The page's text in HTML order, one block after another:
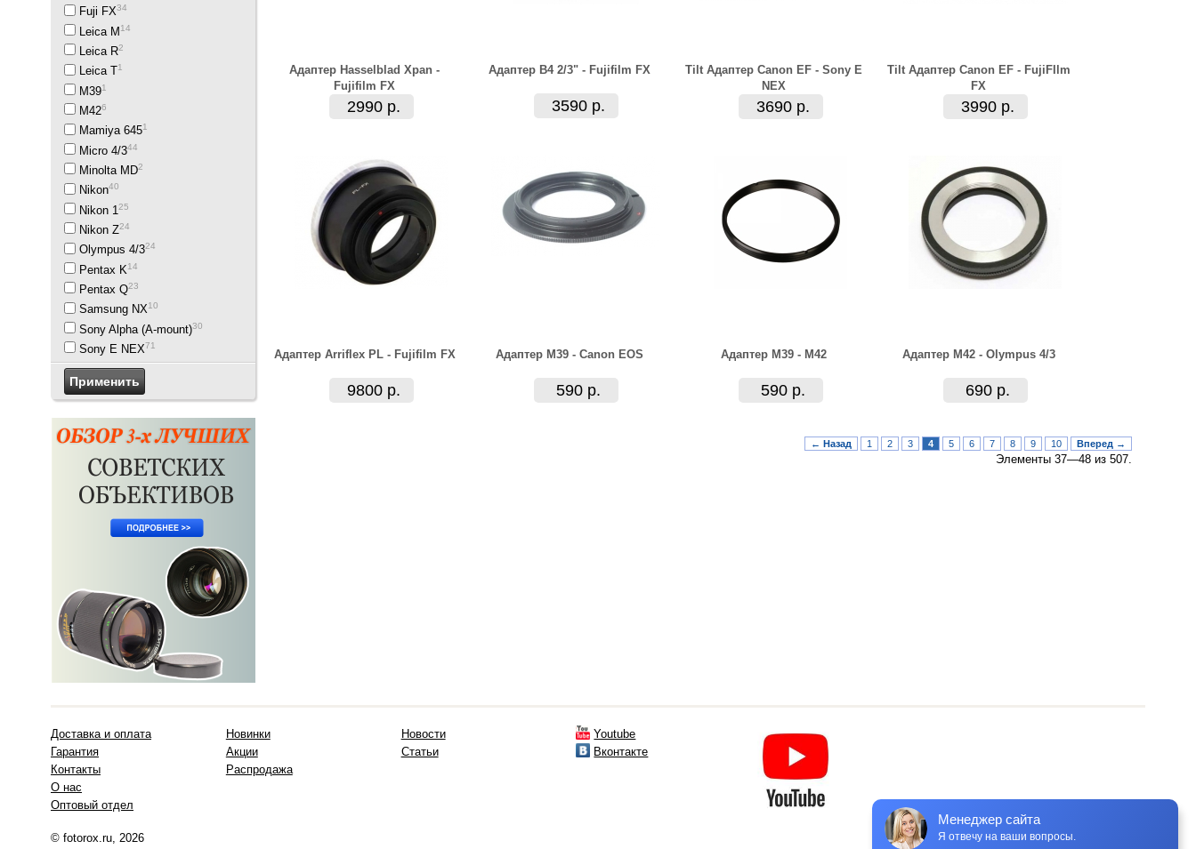
Fuji FX34
Leica M 14
Leica R2
Leica T1
M391
M426
Mamiya 6451
Micro 4/344
Minolta MD2
Nikon40
Nikon 125
Nikon Z24
Olympus 4/324
Pentax K14
Pentax Q23
Samsung NX10
Sony Alpha (A-mount)30
Sony E NEX71
Адаптер Hasselblad Xpan -
Fujifilm FX
2990 р.
Адаптер B4 2/3" - Fujifilm FX
3590 р.
Tilt Адаптер Canon EF - Sony E
NEX
3690 р.
Tilt Адаптер Canon EF - FujiFIlm
FX
3990 р.
Адаптер Arriflex PL - Fujifilm FX
9800 р.
Адаптер M39 - Canon EOS
590 р.
Адаптер M39 - M42
590 р.
Адаптер M42 - Olympus 4/3
690 р.
← Назад 1 2 3 4 5 6 7 8 9 10 Вперед →
Элементы 37—48 из 507.
Доставка и оплата
Гарантия
Контакты
О нас
Оптовый отдел
Новинки
Акции
Распродажа
Новости
Статьи
Youtube
Вконтакте
© fotorox.ru, 2026
Менеджер сайта
Я отвечу на ваши вопросы.